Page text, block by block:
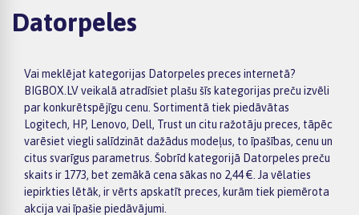
Datorpeles
Vai meklējat kategorijas Datorpeles preces internetā?
BIGBOX.LV veikalā atradīsiet plašu šīs kategorijas preču izvēli
par konkurētspējīgu cenu. Sortimentā tiek piedāvātas
Logitech, HP, Lenovo, Dell, Trust un citu ražotāju preces, tāpēc
varēsiet viegli salīdzināt dažādus modeļus, to īpašības, cenu un
citus svarīgus parametrus. Šobrīd kategorijā Datorpeles preču
skaits ir 1773, bet zemākā cena sākas no 2,44 €. Ja vēlaties
iepirkties lētāk, ir vērts apskatīt preces, kurām tiek piemērota
akcija vai īpašie piedāvājumi.